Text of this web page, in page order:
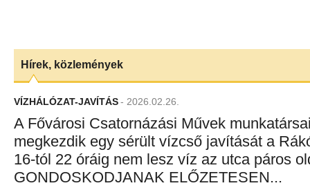
Hírek, közlemények
VÍZHÁLÓZAT-JAVÍTÁS- 2026.02.26.
A Fővárosi Csatornázási Művek
megkezdik egy sérült vízcső javítását a
16-tól 22 óráig nem lesz víz az utca páros
GONDOSKODJANAK ELŐZETESEN...